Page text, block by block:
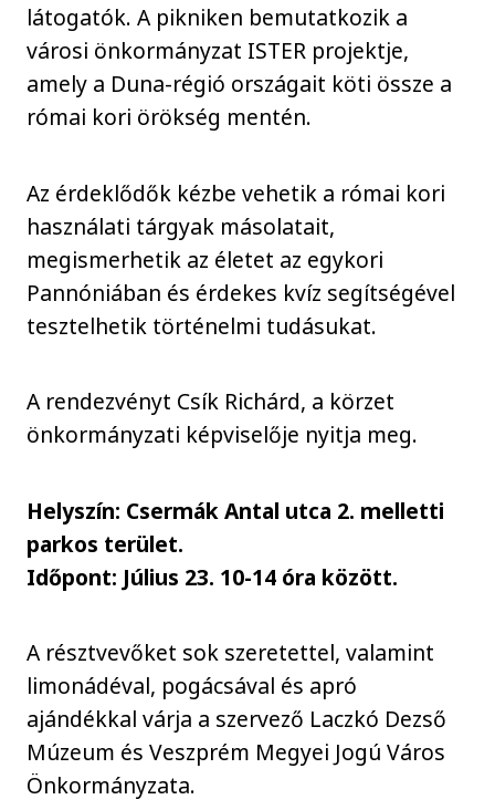
látogatók. A pikniken bemutatkozik a
városi önkormányzat ISTER projektje,
amely a Duna-régió országait köti össze a
római kori örökség mentén.
Az érdeklődők kézbe vehetik a római kori
használati tárgyak másolatait,
megismerhetik az életet az egykori
Pannóniában és érdekes kvíz segítségével
tesztelhetik történelmi tudásukat.
A rendezvényt Csík Richárd, a körzet
önkormányzati képviselője nyitja meg.
Helyszín: Csermák Antal utca 2. melletti
parkos terület.
Időpont: Július 23. 10-14 óra között.
A résztvevőket sok szeretettel, valamint
limonádéval, pogácsával és apró
ajándékkal várja a szervező Laczkó Dezső
Múzeum és Veszprém Megyei Jogú Város
Önkormányzata.